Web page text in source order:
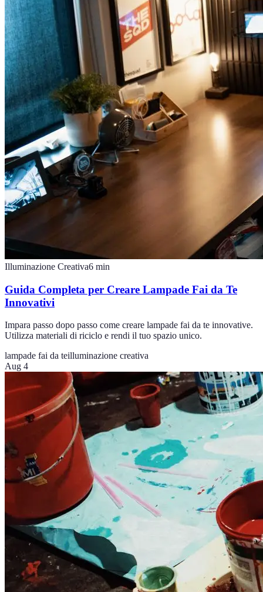
Illuminazione Creativa6 min
Guida Completa per Creare Lampade Fai da Te
Innovativi
Impara passo dopo passo come creare lampade fai da te innovative.
Utilizza materiali di riciclo e rendi il tuo spazio unico.
lampade fai da teilluminazione creativa
Aug 4